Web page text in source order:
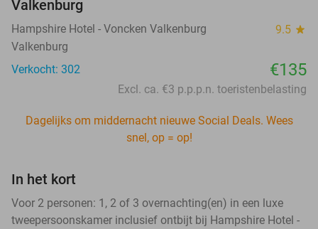
Valkenburg
Hampshire Hotel - Voncken Valkenburg 9.5 star
Valkenburg
Verkocht: 302
€135
Excl. ca. €3 p.p.p.n. toeristenbelasting
Dagelijks om middernacht nieuwe Social Deals. Wees
snel, op = op!
In het kort
Voor 2 personen: 1, 2 of 3 overnachting(en) in een luxe
tweepersoonskamer inclusief ontbijt bij Hampshire Hotel -